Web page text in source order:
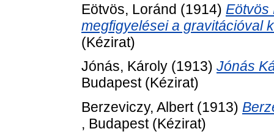
Eötvös, Loránd (1914) Eötvös
megfigyelései a gravitációval
(Kézirat)
Jónás, Károly (1913) Jónás
Budapest (Kézirat)
Berzeviczy, Albert(1913)
, Budapest (Kézirat)